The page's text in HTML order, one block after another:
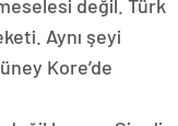
değil. Türk
Aynı şeyi
Kore’de